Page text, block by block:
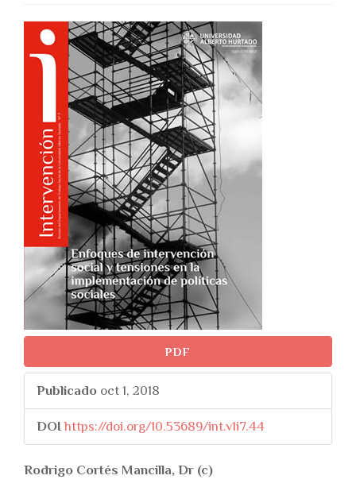
PDF
Publicado oct 1, 2018
DOI https://doi.org/10.53689/int.v1i7.44
Rodrigo Cortés Mancilla, Dr (c)